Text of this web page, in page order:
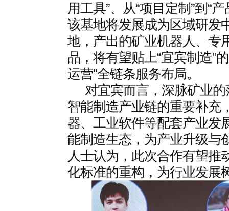
用工具”、从“项目定制”到“
该基地将发展成为区域研发
地，产出的矿业机器人、专
品，将有望贴上“宜宾制造”
运营”全链条服务布局。
对宜宾而言，深脉矿业
智能制造产业链的重要补充
器、工业软件等配套产业发
能制造生态，为产业升级与
人士认为，此次合作有望推
化标准的重构，为行业发展